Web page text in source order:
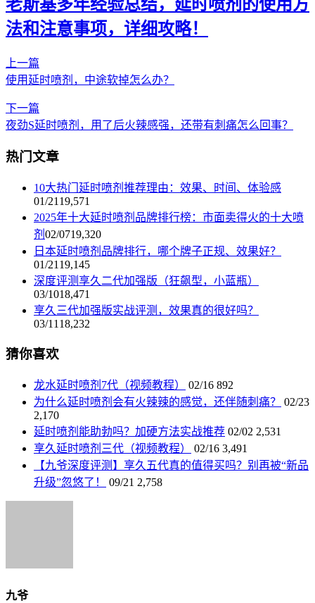
老斯基多年经验总结，延时喷剂的使用方
法和注意事项，详细攻略！
上一篇
使用延时喷剂，中途软掉怎么办？
下一篇
夜劲S延时喷剂，用了后火辣感强，还带有刺痛怎么回事？
热门文章
10大热门延时喷剂推荐理由：效果、时间、体验感
01/21 19,571
2025年十大延时喷剂品牌排行榜：市面卖得火的十大喷
剂 02/0719,320
日本延时喷剂品牌排行，哪个牌子正规、效果好？
01/21 19,145
深度评测享久二代加强版（狂飙型，小蓝瓶）
03/1018,471
享久三代加强版实战评测，效果真的很好吗？
03/11 18,232
猜你喜欢
龙水延时喷剂7代（视频教程） 02/16 892
为什么延时喷剂会有火辣辣的感觉，还伴随刺痛？
02/23
2,170
延时喷剂能助勃吗？加硬方法实战推荐 02/02 2,531
享久延时喷剂三代（视频教程）
02/16 3,491
【九爷深度评测】享久五代真的值得买吗？别再被“新品
升级”忽悠了！
09/21 2,758
九爷